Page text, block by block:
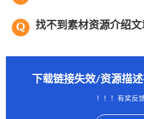
找不到素材资源介绍文
下载链接失效/资源描
！！！有奖反